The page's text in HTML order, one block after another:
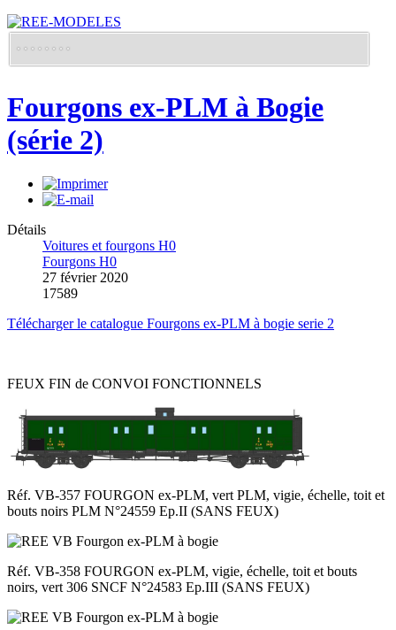
Fourgons ex-PLM à Bogie
(série 2)
Détails
Voitures et fourgons H0
Fourgons H0
27 février 2020
17589
Télécharger le catalogue Fourgons ex-PLM à bogie serie 2
FEUX FIN de CONVOI FONCTIONNELS
Réf. VB-357 FOURGON ex-PLM, vert PLM, vigie, échelle, toit et
bouts noirs PLM N°24559 Ep.II (SANS FEUX)
Réf. VB-358 FOURGON ex-PLM, vigie, échelle, toit et bouts
noirs, vert 306 SNCF N°24583 Ep.III (SANS FEUX)